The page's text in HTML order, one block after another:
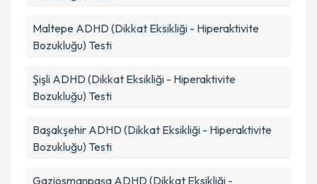
Maltepe ADHD (Dikkat Eksikliği - Hiperaktivite
Bozukluğu) Testi
Şişli ADHD (Dikkat Eksikliği - Hiperaktivite
Bozukluğu) Testi
Başakşehir ADHD (Dikkat Eksikliği - Hiperaktivite
Bozukluğu) Testi
Gaziosmanpaşa ADHD (Dikkat Eksikliği -